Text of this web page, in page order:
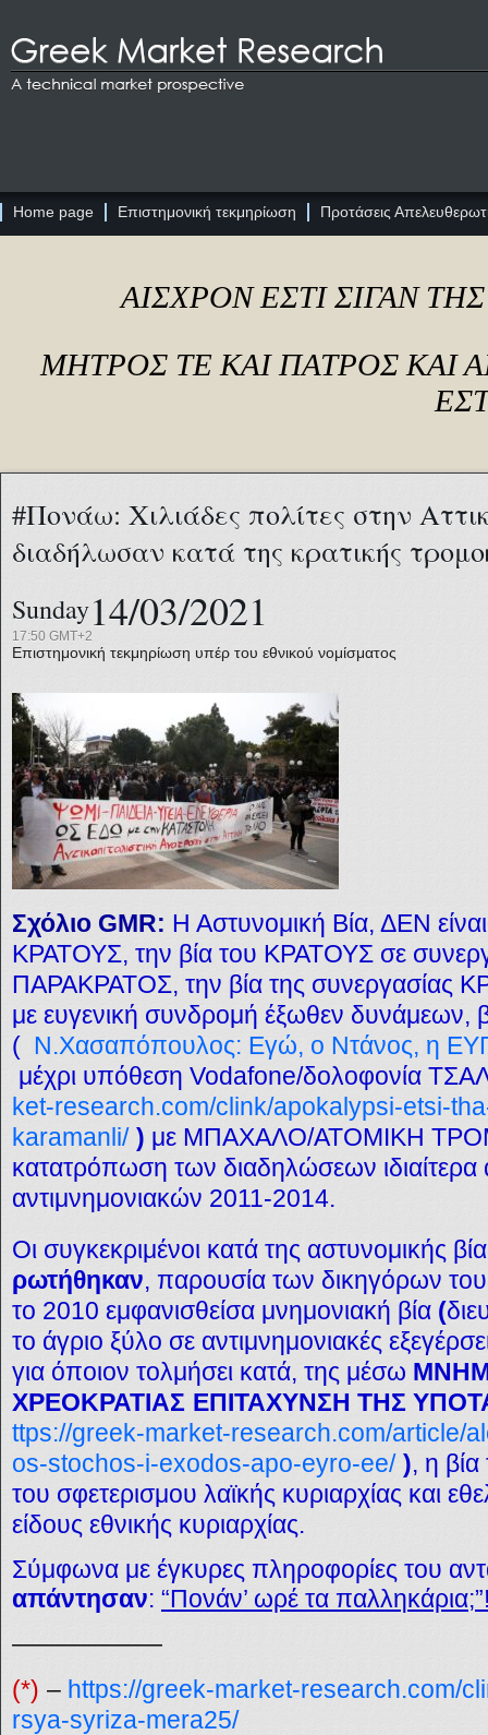
Home page Επιστημονική τεκμηρίωση Προτάσεις
ΑΙΣΧΡΟΝ ΕΣΤΙ ΣΙΓΑΝ
ΜΗΤΡΟΣ ΤΕ ΚΑΙ ΠΑΤΡΟΣ ΚΑΙ
#Πονάω: Χιλιάδες πολίτες στην
διαδήλωσαν κατά της κρατικής
Sunday14/03/2021
17:50 GMT+2
Επιστημονική τεκμηρίωση υπέρ του εθνικού νομίσματος
Σχόλιο GMR: Η Αστυνομική Βία, ΔΕΝ
ΚΡΑΤΟΥΣ, την βία του ΚΡΑΤΟΥΣ σε
ΠΑΡΑΚΡΑΤΟΣ, την βία της
με ευγενική συνδρομή έξωθεν
( Ν.Χασαπόπουλος: Εγώ, ο Ντάνος, η
μέχρι υπόθεση Vodafone/δολοφονία
ket-research.com/clink/apokalypsi-etsi-
karamanli/ ) με ΜΠΑΧΑΛΟ/ΑΤΟΜΙΚΗ
κατατρόπωση των διαδηλώσεων
αντιμνημονιακών 2011-2014.
Οι συγκεκριμένοι κατά της αστυνομικής
ρωτήθηκαν, παρουσία των δικηγόρων
το 2010 εμφανισθείσα μνημονιακή βία (
το άγριο ξύλο σε αντιμνημονιακές
για όποιον τολμήσει κατά, της μέσω
ΧΡΕΟΚΡΑΤΙΑΣ ΕΠΙΤΑΧΥΝΣΗ ΤΗΣ
ttps://greek-market-research.com/article/
os-stochos-i-exodos-apo-eyro-ee/ ), η βία
του σφετερισμου λαϊκής κυριαρχίας και
είδους εθνικής κυριαρχίας.
Σύμφωνα με έγκυρες πληροφορίες του
απάντησαν: “Πονάν’ ωρέ τα
——————
(*) – https://greek-market-research.com/
rsya-syriza-mera25/